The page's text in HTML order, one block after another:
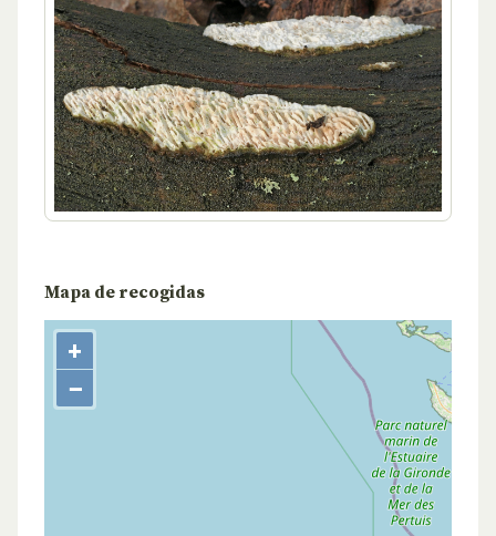
Mapa de recogidas
+
−